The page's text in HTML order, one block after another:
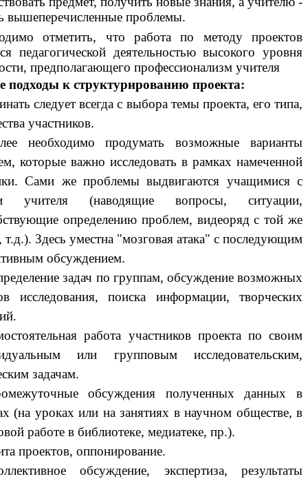
вышеперечисленные проблемы.
отметить, что работа по методу проектов
педагогической деятельностью высокого уровня
предполагающего профессионализм учителя
подходы к структурированию проекта:
следует всегда с выбора темы проекта, его типа,
участников.
необходимо продумать возможные варианты
которые важно исследовать в рамках намеченной
Сами же проблемы выдвигаются учащимися с
учителя (наводящие вопросы, ситуации,
определению проблем, видеоряд с той же
т.д.). Здесь уместна "мозговая атака" с последующим
обсуждением.
задач по группам, обсуждение возможных
исследования, поиска информации, творческих
работа участников проекта по своим
или групповым исследовательским,
задачам.
обсуждения полученных данных в
(на уроках или на занятиях в научном обществе, в
работе в библиотеке, медиатеке, пр.).
проектов, оппонирование.
обсуждение, экспертиза, результаты